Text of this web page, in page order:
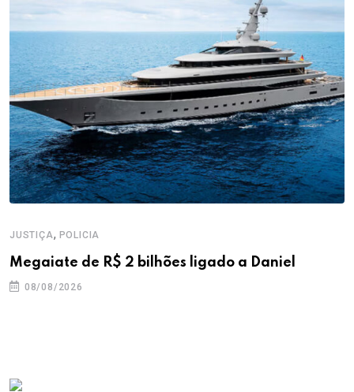
JUSTIÇA, POLICIA
Megaiate de R$ 2 bilhões ligado a Daniel
08/08/2026